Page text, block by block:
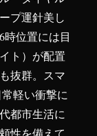
プ運針美し
位置には目
ト）が配置
抜群。スマ
軽い衝撃に
都市生活に
性を備えて